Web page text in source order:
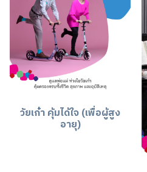
วัยเก๋า คุ้มได้ใจ (เพื่อผู้สูง
อายุ)